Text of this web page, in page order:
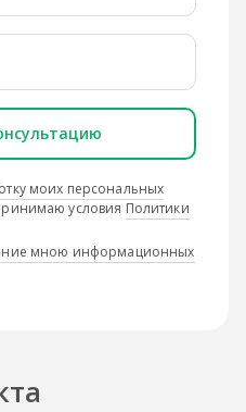
моих персональных
условия Политики
мною информационных